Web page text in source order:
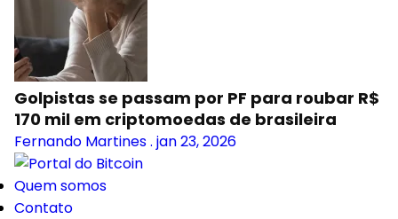
Golpistas se passam por PF para roubar R$
170 mil em criptomoedas de brasileira
Fernando Martines. jan 23, 2026
Quem somos
Contato